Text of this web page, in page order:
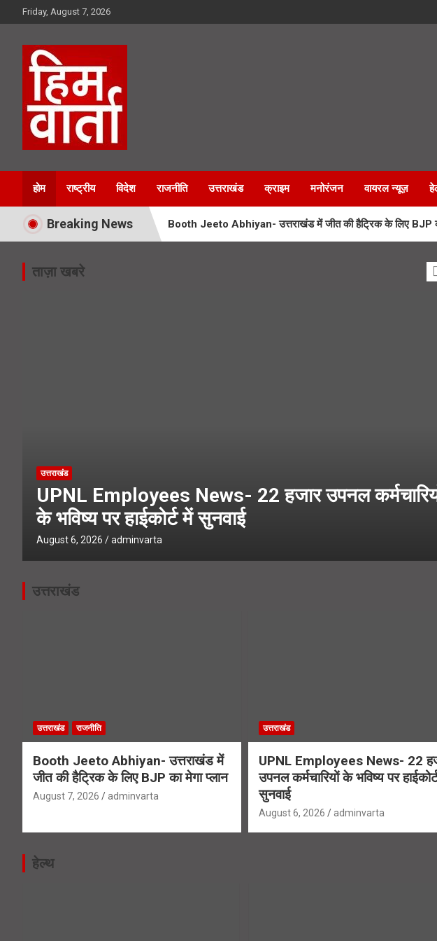
to
Friday, August 7, 2026
Him Varta
होम राष्ट्रीय विदेश राजनीति उत्तराखंड क्राइम मनोरंजन वायरल न्यूज़
Breaking News Booth Jeeto Abhiyan- उत्तराखंड में जीत की हैट्रिक के लिए BJP
Kanwar Yatra 2026- हरिद्वार पहुंचे कांवड़ियों का भव्य स्वागत,
ताज़ा खबरे
उत्तराखंड
UPNL Employees News- 22 हजार उपनल
के भविष्य पर हाईकोर्ट में सुनवाई
August 6, 2026 adminvarta
उत्तराखंड
उत्तराखंड राजनीति
Booth Jeeto Abhiyan- उत्तराखंड में
जीत की हैट्रिक के लिए BJP का मेगा प्लान
August 7, 2026 adminvarta
उत्तराखंड
UPNL Employees News- 22
उपनल कर्मचारियों के भविष्य पर
सुनवाई
August 6, 2026 adminvarta
हेल्थ